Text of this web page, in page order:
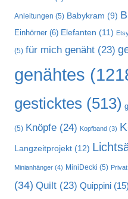
Anleitungen (5) Babykram (9)
Einhörner (6) Elefanten (11)
(5) für mich genäht (23)
genähtes
gesticktes (513)
(5) Knöpfe (24) Kopfband (3)
Langzeitprojekt (12)
Minianhänger (4) MiniDecki (5) Privat
(34) Quilt (23) Quippini (15)